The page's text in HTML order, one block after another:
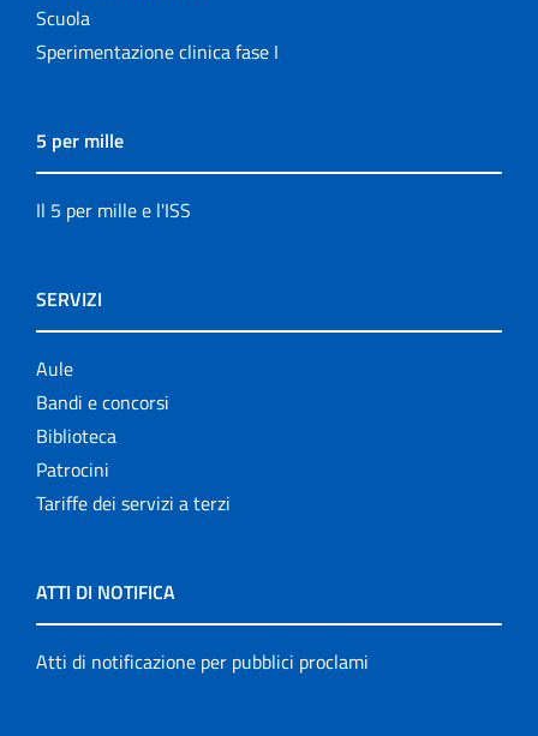
Scuola
Sperimentazione clinica fase I
5 per mille
Il 5 per mille e l'ISS
SERVIZI
Aule
Bandi e concorsi
Biblioteca
Patrocini
Tariffe dei servizi a terzi
ATTI DI NOTIFICA
Atti di notificazione per pubblici proclami